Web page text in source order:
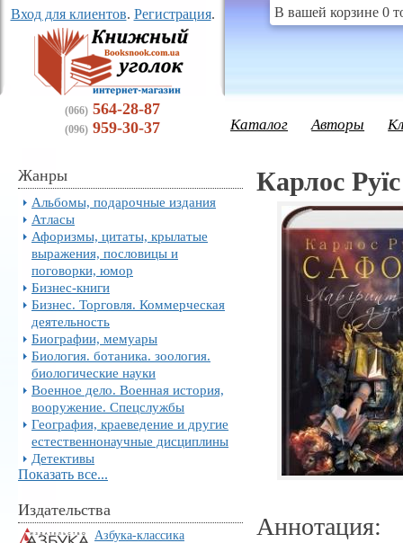
Вход для клиентов. Регистрация.
(066) 564-28-87
(096) 959-30-37
В вашей корзине 0
Каталог Авторы
Жанры
Альбомы, подарочные издания
Атласы
Афоризмы, цитаты, крылатые
выражения, пословицы и
поговорки, юмор
Бизнес-книги
Бизнес. Торговля. Коммерческая
деятельность
Биографии, мемуары
Биология. ботаника. зоология.
биологические науки
Военное дело. Военная история,
вооружение. Спецслужбы
География, краеведение и другие
естественнонаучные дисциплины
Детективы
Показать все...
Издательства
Азбука-классика
Карлос
Аннотация: